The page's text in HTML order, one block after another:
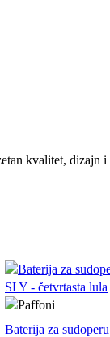
kvalitet,
Baterija za